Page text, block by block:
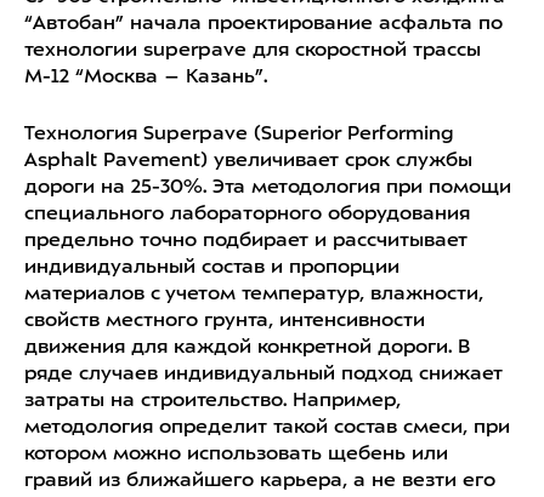
“Автобан” начала проектирование асфальта по
технологии superpave для скоростной трассы
М-12 “Москва – Казань”.
Технология Superpave (Superior Performing
Asphalt Pavement) увеличивает срок службы
дороги на 25-30%. Эта методология при помощи
специального лабораторного оборудования
предельно точно подбирает и рассчитывает
индивидуальный состав и пропорции
материалов с учетом температур, влажности,
свойств местного грунта, интенсивности
движения для каждой конкретной дороги. В
ряде случаев индивидуальный подход снижает
затраты на строительство. Например,
методология определит такой состав смеси, при
котором можно использовать щебень или
гравий из ближайшего карьера, а не везти его